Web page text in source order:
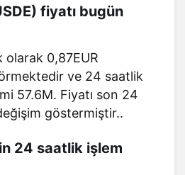
fiyatı bugün
olarak 0,87EUR
ve 24 saatlik
57.6M. Fiyatı son 24
göstermiştir..
24 saatlik işlem